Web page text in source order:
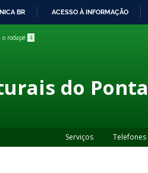
BR ACESSO À INFORMAÇÃO
o rodapé 4
do
Serviços Telefones